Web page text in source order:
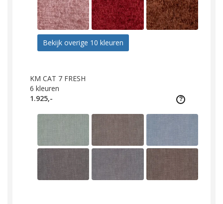
Bekijk overige 10 kleuren
KM CAT 7 FRESH
6 kleuren
1.925,-